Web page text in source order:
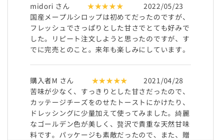
midori さん ★★★★★
2022/05/23
国産メープルシロップは初めてだったのですが、
フレッシュでさっぱりとした甘さでとても好みで
した。リピート注文しようと思ったのですが、す
でに完売とのこと。来年も楽しみにしています。
購入者M さん ★★★★★
2021/04/28
苦味が少なく、すっきりとした甘さだったので、
カッテージチーズをのせたトーストにかけたり、
ドレッシングに少量加えて使ってみました。綺麗
なゴールデン色が美しく、贅沢で貴重な天然甘味
料です。パッケージも素敵だったので、また、贈